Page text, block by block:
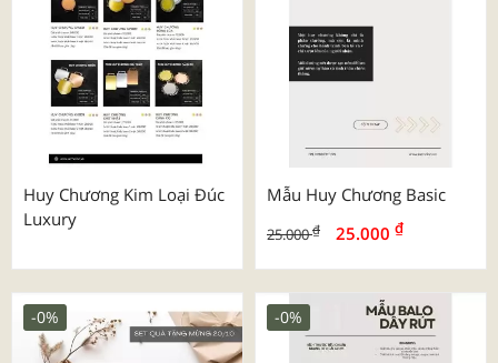
Huy Chương Kim Loại Đúc
Luxury
Mẫu Huy Chương Basic
25.000₫ 25.000 ₫
-0% -0%